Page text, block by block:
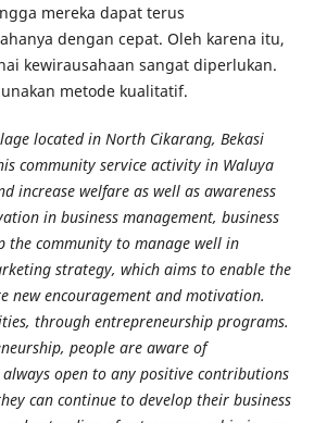
mereka dapat terus
dengan cepat. Oleh karena itu,
kewirausahaan sangat diperlukan.
metode kualitatif.
located in North Cikarang, Bekasi
community service activity in Waluya
increase welfare as well as awareness
in business management, business
the community to manage well in
strategy, which aims to enable the
new encouragement and motivation.
through entrepreneurship programs.
people are aware of
open to any positive contributions
can continue to develop their business